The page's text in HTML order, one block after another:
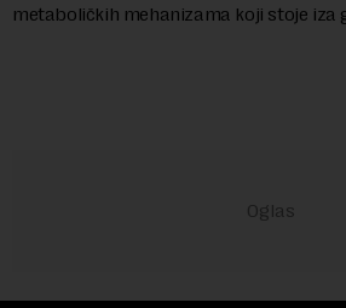
metaboličkih mehanizama koji stoje iza